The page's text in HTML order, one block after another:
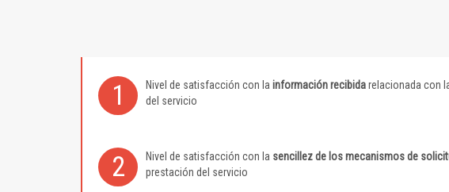
1 Nivel de satisfacción con la información recibidarelacionada con
del servicio
2 Nivel de satisfacción con la sencillez de los mecanismos de
prestación del servicio